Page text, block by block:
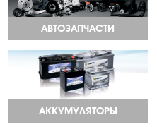
АВТОЗАПЧАСТИ
АККУМУЛЯТОРЫ